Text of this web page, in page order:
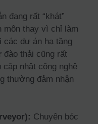
đang rất “khát”
môn thay vì chỉ làm
các dự án hạ tầng
thải cũng rất
cập nhật công nghệ
thường đảm nhận
Chuyên bóc